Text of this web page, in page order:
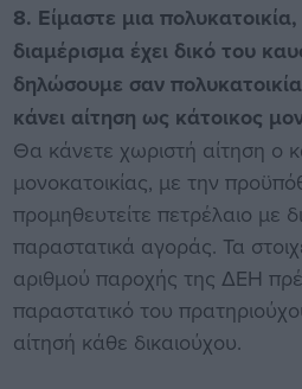
8. Είμαστε μια
διαμέρισμα έχει δικό του
δηλώσουμε σαν
κάνει αίτηση ως κάτοικος
Θα κάνετε χωριστή αίτηση ο
μονοκατοικίας, με την
προμηθευτείτε πετρέλαιο με
παραστατικά αγοράς. Τα
αριθμού παροχής της ΔΕΗ
παραστατικό του
αίτησή κάθε δικαιούχου.